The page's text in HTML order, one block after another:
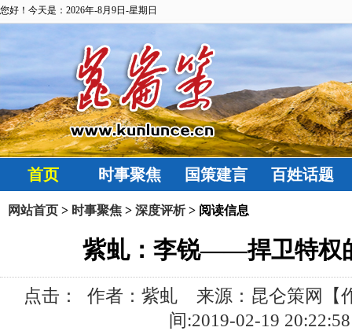
您好！今天是：2026年-8月9日-星期日
首页 时事聚焦 国策建言 百姓话题
网站首页 > 时事聚焦 > 深度评析> 阅读信息
紫虬：李锐——捍卫特权
点击：
作者：紫虬 来源：昆仑策网【
间:2019-02-19 20:22:58